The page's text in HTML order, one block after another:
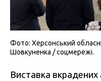
Фото: Херсонський
Шовкуненка / соцмережі.
Виставка